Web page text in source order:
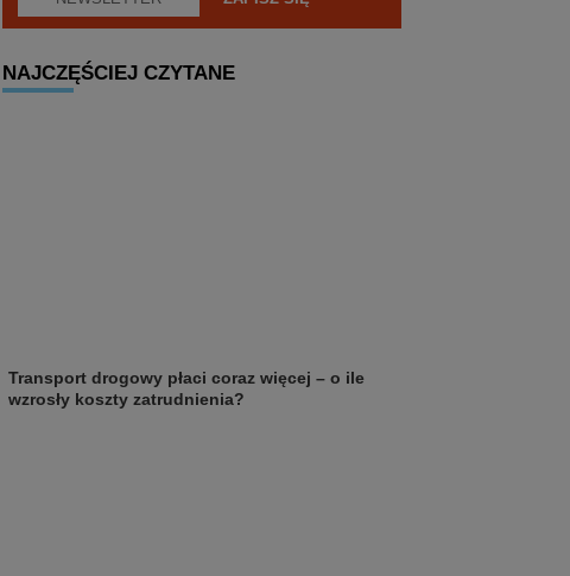
NAJCZĘŚCIEJ CZYTANE
Transport drogowy płaci coraz więcej – o ile
wzrosły koszty zatrudnienia?